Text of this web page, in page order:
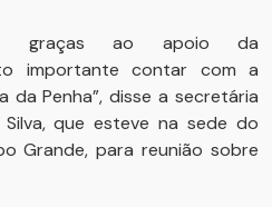
la, graças ao apoio da
importante contar com a
da Penha”, disse a secretária
que esteve na sede do
Grande, para reunião sobre